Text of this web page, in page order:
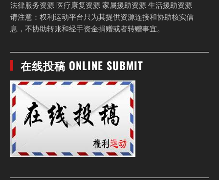
法律服务资源 医疗康复资源 家属援助资源 生活援助资源
请注意：权利运动平台只为其提供资源连接和协助核实信
息，不协助转账和经手资金捐赠或者转赠事宜。
在线投稿 ONLINE SUBMIT